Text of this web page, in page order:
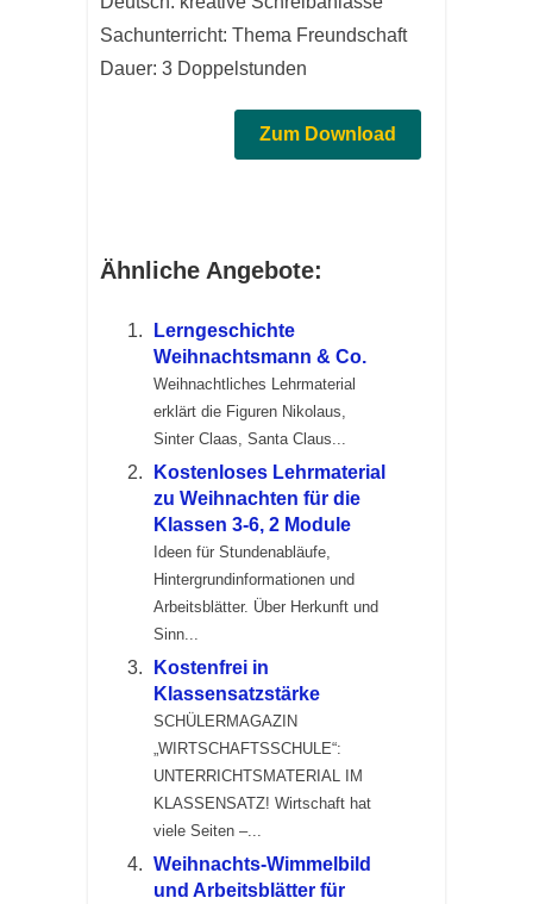
Sachunterricht: Thema Freundschaft
Dauer: 3 Doppelstunden
Zum Download
Ähnliche Angebote:
Lerngeschichte
Weihnachtsmann & Co.
Weihnachtliches Lehrmaterial
erklärt die Figuren Nikolaus,
Sinter Claas, Santa Claus...
Kostenloses Lehrmaterial
zu Weihnachten für die
Klassen 3-6, 2 Module
Ideen für Stundenabläufe,
Hintergrundinformationen und
Arbeitsblätter. Über Herkunft und
Sinn...
Kostenfrei in
Klassensatzstärke
SCHÜLERMAGAZIN
„WIRTSCHAFTSSCHULE“:
UNTERRICHTSMATERIAL IM
KLASSENSATZ! Wirtschaft hat
viele Seiten –...
Weihnachts-Wimmelbild
und Arbeitsblätter für